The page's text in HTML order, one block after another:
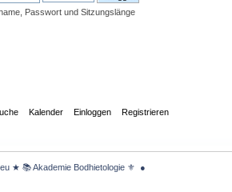
Passwort und Sitzungslänge
Kalender Einloggen Registrieren
★ 📚 Akademie Bodhietologie ⚜  ●